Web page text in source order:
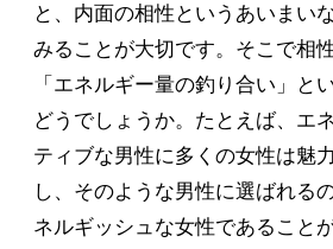
と、内面の相性というあいまい
みることが大切です。そこで相
「エネルギー量の釣り合い」と
どうでしょうか。たとえば、エ
ティブな男性に多くの女性は魅
し、そのような男性に選ばれる
ネルギッシュな女性であること